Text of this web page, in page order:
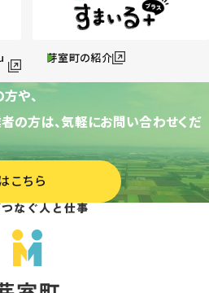
芽室町の紹介
や、
の方は、気軽にお問い合わせくだ
こちら